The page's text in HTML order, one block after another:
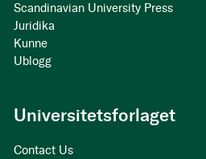
Scandinavian University Press
Juridika
Kunne
Ublogg
Universitetsforlaget
Contact Us